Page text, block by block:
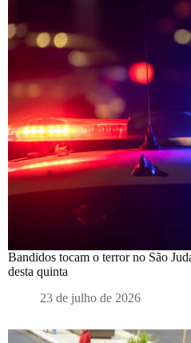
Bandidos tocam o terror no São
desta quinta
23 de julho de 2026